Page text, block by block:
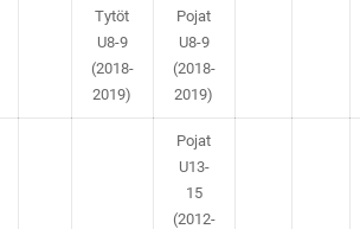
Tytöt
U8-9
(2018-
2019)
Pojat
U8-9
(2018-
2019)
Pojat
U13-
15
(2012-